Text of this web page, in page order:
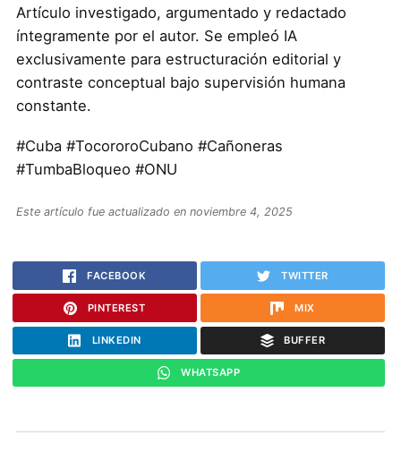
Artículo investigado, argumentado y redactado
íntegramente por el autor. Se empleó IA
exclusivamente para estructuración editorial y
contraste conceptual bajo supervisión humana
constante.
#Cuba #TocororoCubano #Cañoneras
#TumbaBloqueo #ONU
Este artículo fue actualizado en noviembre 4, 2025
FACEBOOK TWITTER
PINTEREST MIX
LINKEDIN BUFFER
WHATSAPP